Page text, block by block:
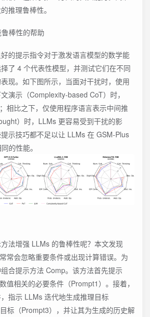
推理鲁棒性。
棒性的帮助
的提示指令对于激发语言模型的数学能
了 4 个代表性模型，并测试它们在不同
现。如下图所示，当面对干扰时，使用
演示（Complexity-based CoT）时，
相比之下，仅使用程序语言表示中间推
）时，LLMs 更容易受到干扰的影
示技巧都不足以让 LLMs 在 GSM-Plus
的性能。
法增强 LLMs 的鲁棒性呢？本文发现
常会忽略重要条件或出现计算错误。为
合提示方法 Comp。该方法首先提示
值相关的必要条件（Prompt1）。接着，
指示 LLMs 迭代地生成推理目标
标（Prompt3），并让其为生成的历史解